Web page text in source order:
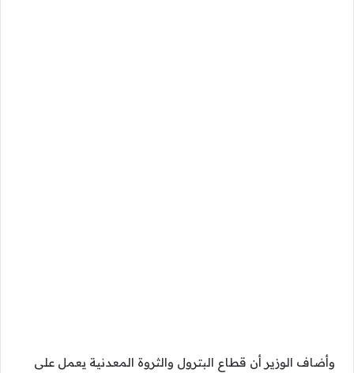
وأضاف الوزير أن قطاع البترول والثروة المعدنية يعمل على